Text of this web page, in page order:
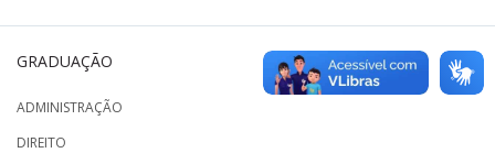
GRADUAÇÃO
ADMINISTRAÇÃO
DIREITO